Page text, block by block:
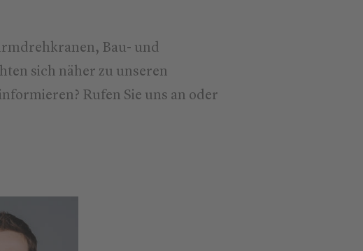
Bau- und
sich näher zu unseren
Rufen Sie uns an oder